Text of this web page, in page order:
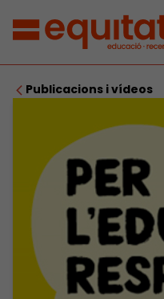
Publicacions i vídeos